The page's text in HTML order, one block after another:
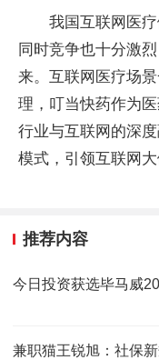
我国互联网医
同时竞争也十分激
来。互联网医疗场
理，叮当快药作为
行业与互联网的深
模式，引领互联网大
推荐内容
今日投资获选毕马威
兼职猫王锐旭：社保